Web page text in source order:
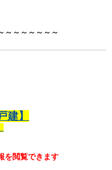
～～～～～～～
建】
を閲覧できます